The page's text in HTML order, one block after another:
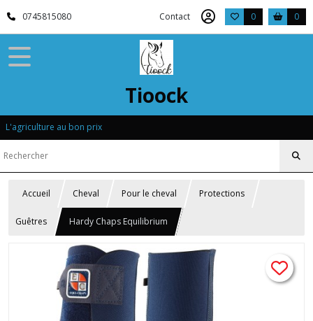
0745815080 Contact 0 0
Tioock
L'agriculture au bon prix
Accueil Cheval Pour le cheval Protections
Guêtres Hardy Chaps Equilibrium